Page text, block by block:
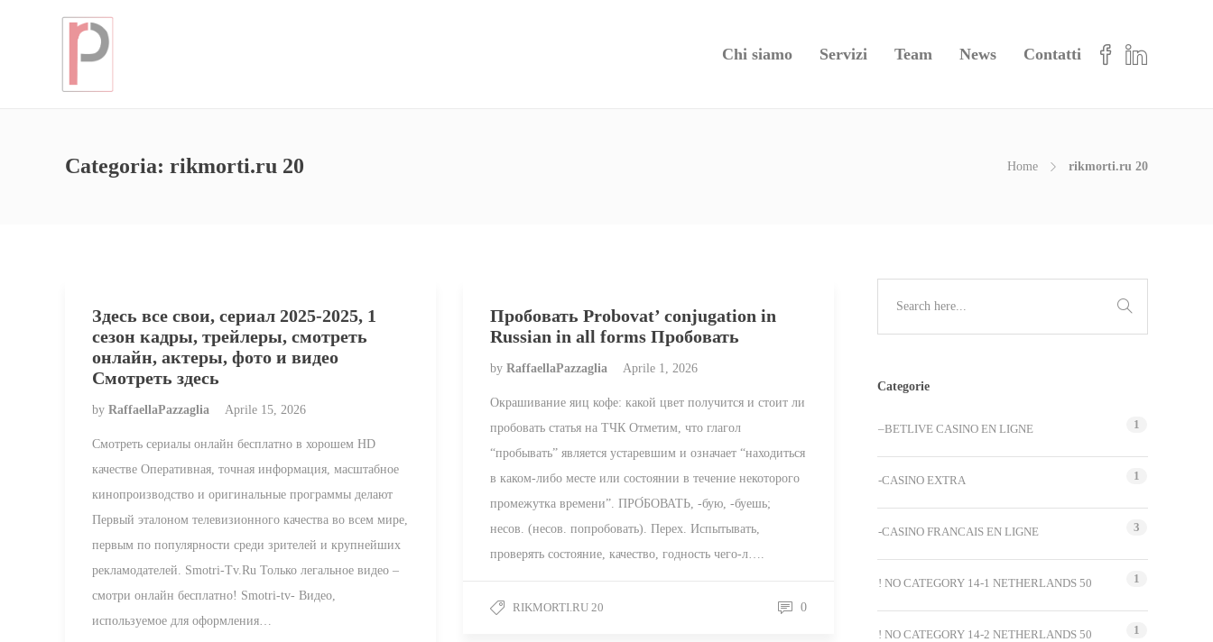
Chi siamo Servizi Team News Contatti
Categoria: rikmorti.ru 20 Home rikmorti.ru 20
Здесь все свои, сериал 2025-2025, 1
сезон кадры, трейлеры, смотреть
онлайн, актеры, фото и видео
Смотреть здесь
by RaffaellaPazzaglia Aprile 15, 2026
Смотреть сериалы онлайн бесплатно в хорошем HD
качестве Оперативная, точная информация, масштабное
кинопроизводство и оригинальные программы делают
Первый эталоном телевизионного качества во всем мире,
первым по популярности среди зрителей и крупнейших
рекламодателей. Smotri-Tv.Ru Только легальное видео –
смотри онлайн бесплатно! Smotri-tv- Видео,
используемое для оформления…
Пробовать Probovat’ conjugation in
Russian in all forms Пробовать
by RaffaellaPazzaglia Aprile 1, 2026
Окрашивание яиц кофе: какой цвет получится и стоит ли
пробовать статья на ТЧК Отметим, что глагол
“пробывать” является устаревшим и означает “находиться
в каком-либо месте или состоянии в течение некоторого
промежутка времени”. ПРО́БОВАТЬ, -бую, -буешь;
несов. (несов. попробовать). Перех. Испытывать,
проверять состояние, качество, годность чего-л….
RIKMORTI.RU 20 0
Categorie
–BETLIVE CASINO EN LIGNE 1
-CASINO EXTRA 1
-CASINO FRANCAIS EN LIGNE 3
! NO CATEGORY 14-1 NETHERLANDS 50 1
! NO CATEGORY 14-2 NETHERLANDS 50 1